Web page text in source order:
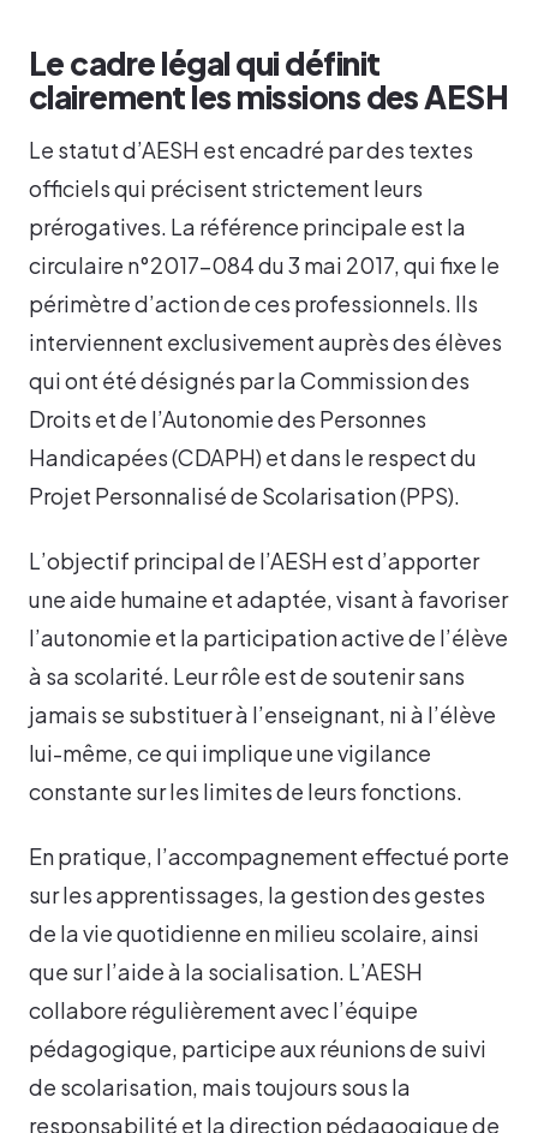
Le cadre légal qui définit
clairement les missions des AESH
Le statut d’AESH est encadré par des textes
officiels qui précisent strictement leurs
prérogatives. La référence principale est la
circulaire n°2017-084 du 3 mai 2017, qui fixe le
périmètre d’action de ces professionnels. Ils
interviennent exclusivement auprès des élèves
qui ont été désignés par la Commission des
Droits et de l’Autonomie des Personnes
Handicapées (CDAPH) et dans le respect du
Projet Personnalisé de Scolarisation (PPS).
L’objectif principal de l’AESH est d’apporter
une aide humaine et adaptée, visant à favoriser
l’autonomie et la participation active de l’élève
à sa scolarité. Leur rôle est de soutenir sans
jamais se substituer à l’enseignant, ni à l’élève
lui-même, ce qui implique une vigilance
constante sur les limites de leurs fonctions.
En pratique, l’accompagnement effectué porte
sur les apprentissages, la gestion des gestes
de la vie quotidienne en milieu scolaire, ainsi
que sur l’aide à la socialisation. L’AESH
collabore régulièrement avec l’équipe
pédagogique, participe aux réunions de suivi
de scolarisation, mais toujours sous la
responsabilité et la direction pédagogique de